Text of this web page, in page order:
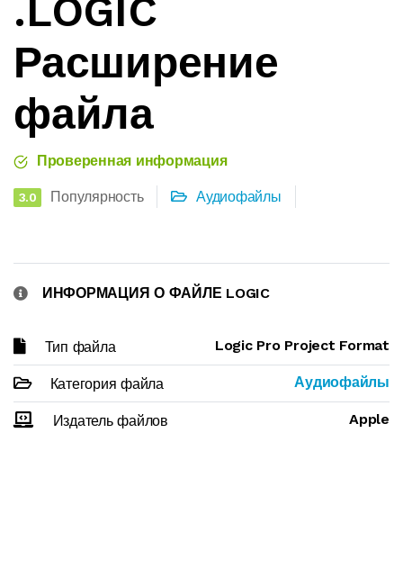
.LOGIC
Расширение
файла
Проверенная информация
3.0 Популярность Аудиофайлы
ИНФОРМАЦИЯ О ФАЙЛЕ LOGIC
Тип файла Logic Pro Project Format
Категория файла Аудиофайлы
Издатель файлов Apple